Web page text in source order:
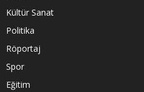
Kültür Sanat
Politika
Röportaj
Spor
Eğitim